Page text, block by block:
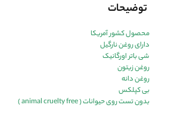
توضیحات
محصول کشور آمریکا
دارای روغن نارگیل
شی باتر اورگانیک
روغن زیتون
روغن دانه
بی کپلکس
بدون تست روی حیوانات ( animal cruelty free )